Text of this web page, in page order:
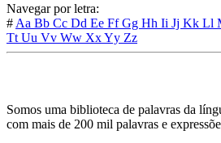
Navegar por letra:
# Aa Bb Cc Dd Ee FfGg Hh Ii Jj Kk Ll
Tt Uu Vv Ww XxYy Zz
Somos uma biblioteca de palavras da
com mais de 200 mil palavras e